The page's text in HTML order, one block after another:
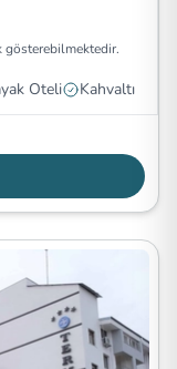
gösterebilmektedir.
Oteli Kahvaltı